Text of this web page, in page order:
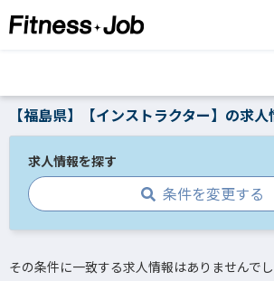
【福島県】【インストラクター】の求人
求人情報を探す
条件を変更する
その条件に一致する求人情報はありませんでし